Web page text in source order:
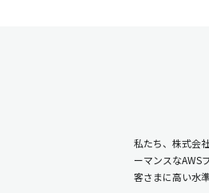
私たち、株式会
ーマンスなAWS
客さまに高い水